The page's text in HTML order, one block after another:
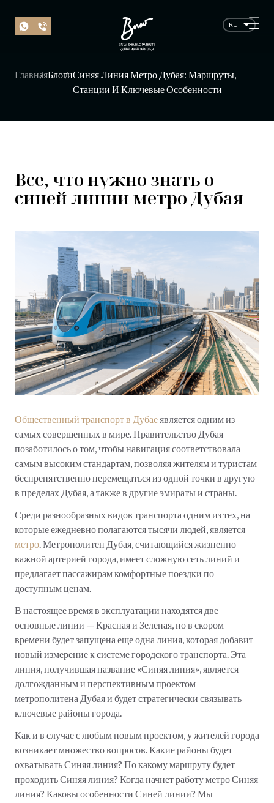
RU
ГлавнаяБлогиСиняя Линия Метро Дубая: Маршруты,
Станции И Ключевые Особенности
Все, что нужно знать о
синей линии метро Дубая
Общественный транспорт в Дубаеявляется одним из
самых совершенных в мире. Правительство Дубая
позаботилось о том, чтобы навигация соответствовала
самым высоким стандартам, позволяя жителям и туристам
беспрепятственно перемещаться из одной точки в другую
в пределах Дубая, а также в другие эмираты и страны.
Среди разнообразных видов транспорта одним из тех, на
которые ежедневно полагаются тысячи людей, является
метро . Метрополитен Дубая, считающийся жизненно
важной артерией города, имеет сложную сеть линий и
предлагает пассажирам комфортные поездки по
доступным ценам.
В настоящее время в эксплуатации находятся две
основные линии — Красная и Зеленая, но в скором
времени будет запущена еще одна линия, которая добавит
новый измерение к системе городского транспорта. Эта
линия, получившая название «Синяя линия», является
долгожданным и перспективным проектом
метрополитена Дубая и будет стратегически связывать
ключевые районы города.
Как и в случае с любым новым проектом, у жителей города
возникает множество вопросов. Какие районы будет
охватывать Синяя линия? По какому маршруту будет
проходить Синяя линия? Когда начнет работу метро Синяя
линия? Каковы особенности Синей линии? Мы